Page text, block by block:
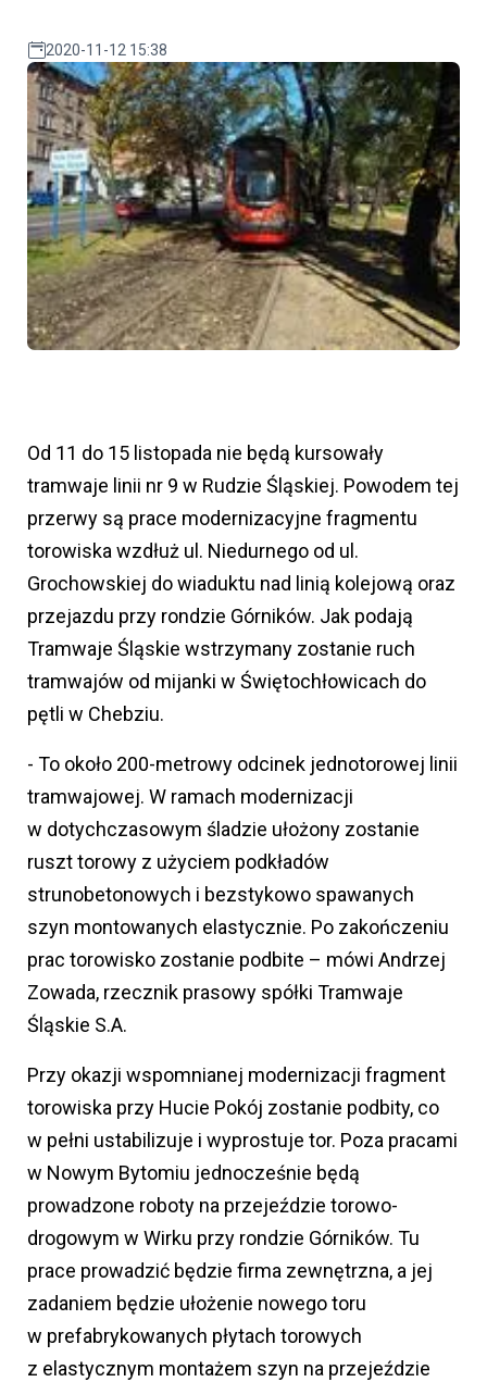
2020-11-12 15:38
Od 11 do 15 listopada nie będą kursowały
tramwaje linii nr 9 w Rudzie Śląskiej. Powodem tej
przerwy są prace modernizacyjne fragmentu
torowiska wzdłuż ul. Niedurnego od ul.
Grochowskiej do wiaduktu nad linią kolejową oraz
przejazdu przy rondzie Górników. Jak podają
Tramwaje Śląskie wstrzymany zostanie ruch
tramwajów od mijanki w Świętochłowicach do
pętli w Chebziu.
- To około 200-metrowy odcinek jednotorowej linii
tramwajowej. W ramach modernizacji
w dotychczasowym śladzie ułożony zostanie
ruszt torowy z użyciem podkładów
strunobetonowych i bezstykowo spawanych
szyn montowanych elastycznie. Po zakończeniu
prac torowisko zostanie podbite – mówi Andrzej
Zowada, rzecznik prasowy spółki Tramwaje
Śląskie S.A.
Przy okazji wspomnianej modernizacji fragment
torowiska przy Hucie Pokój zostanie podbity, co
w pełni ustabilizuje i wyprostuje tor. Poza pracami
w Nowym Bytomiu jednocześnie będą
prowadzone roboty na przejeździe torowo-
drogowym w Wirku przy rondzie Górników. Tu
prace prowadzić będzie firma zewnętrzna, a jej
zadaniem będzie ułożenie nowego toru
w prefabrykowanych płytach torowych
z elastycznym montażem szyn na przejeździe